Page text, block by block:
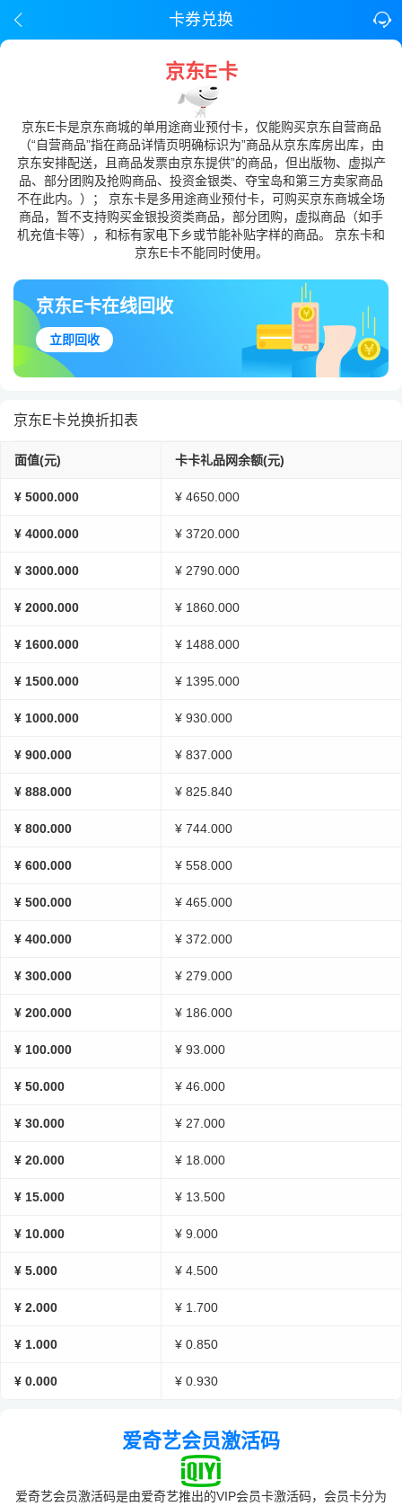
卡券兑换
京东E卡
京东E卡是京东商城的单用途商业预付卡，仅能购买京东自营商品
（“自营商品”指在商品详情页明确标识为”商品从京东库房出库，由
京东安排配送，且商品发票由京东提供”的商品，但出版物、虚拟产
品、部分团购及抢购商品、投资金银类、夺宝岛和第三方卖家商品
不在此内。）； 京东卡是多用途商业预付卡，可购买京东商城全场
商品，暂不支持购买金银投资类商品，部分团购，虚拟商品（如手
机充值卡等），和标有家电下乡或节能补贴字样的商品。 京东卡和
京东E卡不能同时使用。
京东E卡在线回收
立即回收
京东E卡兑换折扣表
面值(元) 卡卡礼品网余额(元)
¥ 5000.000 ¥ 4650.000
¥ 4000.000 ¥ 3720.000
¥ 3000.000 ¥ 2790.000
¥ 2000.000 ¥ 1860.000
¥ 1600.000 ¥ 1488.000
¥ 1500.000 ¥ 1395.000
¥ 1000.000 ¥ 930.000
¥ 900.000 ¥ 837.000
¥ 888.000 ¥ 825.840
¥ 800.000 ¥ 744.000
¥ 600.000 ¥ 558.000
¥ 500.000 ¥ 465.000
¥ 400.000 ¥ 372.000
¥ 300.000 ¥ 279.000
¥ 200.000 ¥ 186.000
¥ 100.000 ¥ 93.000
¥ 50.000 ¥ 46.000
¥ 30.000 ¥ 27.000
¥ 20.000 ¥ 18.000
¥ 15.000 ¥ 13.500
¥ 10.000 ¥ 9.000
¥ 5.000 ¥ 4.500
¥ 2.000 ¥ 1.700
¥ 1.000 ¥ 0.850
¥ 0.000 ¥ 0.930
爱奇艺会员激活码
爱奇艺会员激活码是由爱奇艺推出的VIP会员卡激活码，会员卡分为